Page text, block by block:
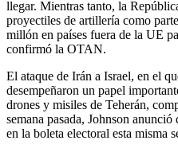
llegar. Mientras tanto, la
proyectiles de artillería como
millón en países fuera de la UE
confirmó la OTAN.
El ataque de Irán a Israel, en el
desempeñaron un papel
drones y misiles de Teherán,
semana pasada, Johnson
en la boleta electoral esta misma